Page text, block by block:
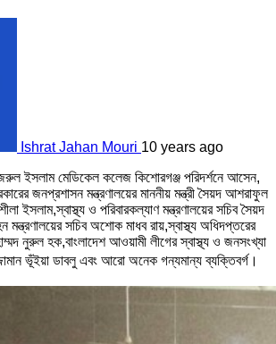
Ishrat Jahan Mouri 10 years ago
ইসলাম মেডিকেল কলেজ কিশোরগঞ্জ পরিদর্শনে আসেন,
জনপ্রশাসন মন্ত্রণালয়ের মাননীয় মন্ত্রী সৈয়দ আশরাফুল
ইসলাম,স্বাস্থ্য ও পরিবারকল্যাণ মন্ত্রণালয়ের সচিব সৈয়দ
সচিব অশোক মাধব রায়,স্বাস্থ্য অধিদপ্তরের
নুরুল হক,বাংলাদেশ আওয়ামী লীগের স্বাস্থ্য ও জনসংখ্যা
ভূঁইয়া ডাবলু এবং আরো অনেক গন্যমান্য ব্যক্তিবর্গ।